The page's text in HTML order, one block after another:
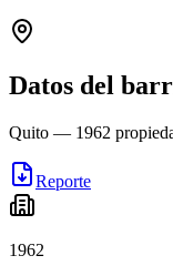
Datos del
Quito — 1962
Reporte
1962